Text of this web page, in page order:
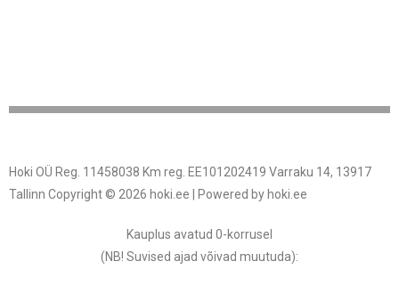
Hoki OÜ Reg. 11458038 Km reg. EE101202419 Varraku 14, 13917
Tallinn Copyright © 2026 hoki.ee | Powered by hoki.ee
Kauplus avatud 0-korrusel
(NB! Suvised ajad võivad muutuda):